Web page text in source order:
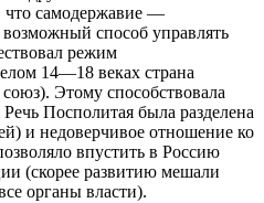
что самодержавие —
способ управлять
режим
14—18 веках страна
союз). Этому способствовала
Речь Посполитая была разделена
) и недоверчивое отношение ко
впустить в Россию
(скорее развитию мешали
органы власти).